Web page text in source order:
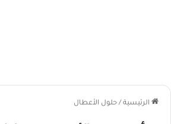
الرئيسية / حلول الأعطال